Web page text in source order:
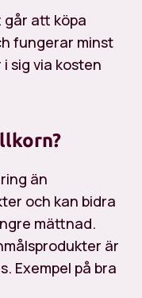
att köpa
fungerar minst
sig via kosten
än
och kan bidra
mättnad.
är
Exempel på bra